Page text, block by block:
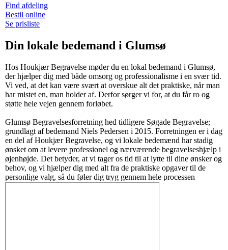
Find afdeling
Bestil online
Se prisliste
Din lokale bedemand i Glumsø
Hos Houkjær Begravelse møder du en lokal bedemand i Glumsø,
der hjælper dig med både omsorg og professionalisme i en svær tid.
Vi ved, at det kan være svært at overskue alt det praktiske, når man
har mistet en, man holder af. Derfor sørger vi for, at du får ro og
støtte hele vejen gennem forløbet.
Glumsø Begravelsesforretning hed tidligere Søgade Begravelse;
grundlagt af bedemand Niels Pedersen i 2015. Forretningen er i dag
en del af Houkjær Begravelse, og vi lokale bedemænd har stadig
ønsket om at levere professionel og nærværende begravelseshjælp i
øjenhøjde. Det betyder, at vi tager os tid til at lytte til dine ønsker og
behov, og vi hjælper dig med alt fra de praktiske opgaver til de
personlige valg, så du føler dig tryg gennem hele processen